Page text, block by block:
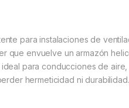
para instalaciones de
que envuelve un armazón
para conducciones de
hermeticidad ni durabilidad.